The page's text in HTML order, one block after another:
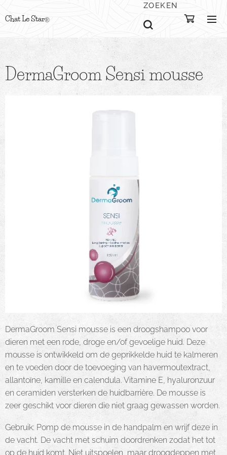
Chat Le Star®
ZOEKEN
DermaGroom Sensi mousse
DermaGroom Sensi mousse is een droogshampoo voor
dieren met een rode, droge en/of gevoelige huid. Deze
mousse is ontwikkeld om de geprikkelde huid te kalmeren
en te voeden door de toevoeging van havermoutextract,
allantoïne, kamille en calendula. Vitamine E, hyaluronzuur
en ceramiden versterken de huidbarrière. De mousse is
zeer geschikt voor dieren die niet graag gewassen worden.
Gebruik: Pomp de mousse in de handpalm en wrijf deze in
de vacht. De vacht met schuim doordrenken zodat het tot
op de huid komt. Niet uitspoelen, maar droogdeppen met